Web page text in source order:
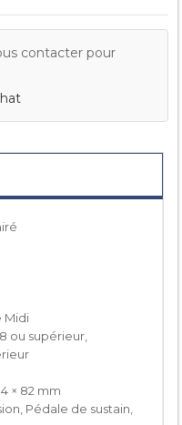
contacter pour
Midi
ou supérieur,
× 82 mm
Pédale de sustain,